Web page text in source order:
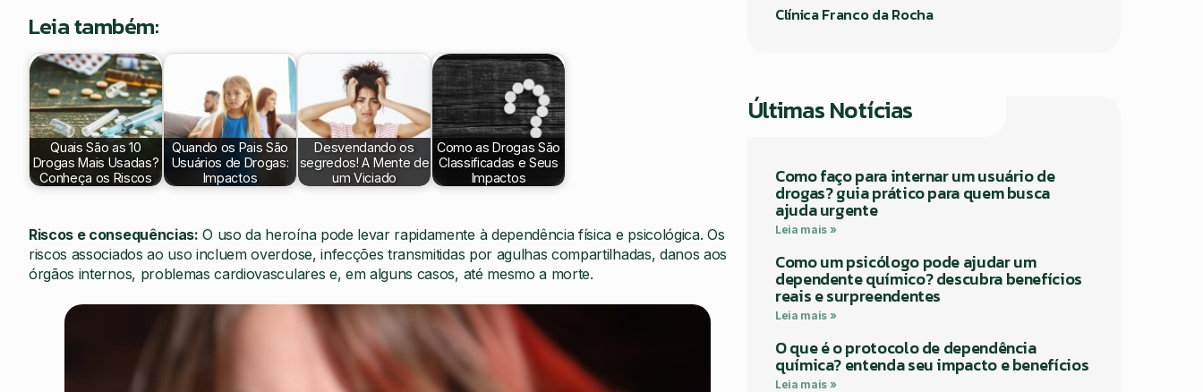
Leia também:
Quais São as 10
Drogas Mais Usadas?
Conheça os Riscos
Quando os Pais São
Usuários de Drogas:
Impactos
Desvendando os
segredos! A Mente de
um Viciado
Como as Drogas São
Classificadas e Seus
Impactos
Riscos e consequências: O uso da heroína pode levar rapidamente à dependência física e psicológica. Os
riscos associados ao uso incluem overdose, infecções transmitidas por agulhas compartilhadas, danos aos
órgãos internos, problemas cardiovasculares e, em alguns casos, até mesmo a morte.
Clínica Franco da Rocha
Últimas Notícias
Como faço para internar um usuário de
drogas? guia prático para quem busca
ajuda urgente
Leia mais »
Como um psicólogo pode ajudar um
dependente químico? descubra benefícios
reais e surpreendentes
Leia mais »
O que é o protocolo de dependência
química? entenda seu impacto e benefícios
Leia mais »